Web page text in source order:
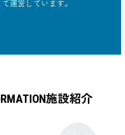
運営しています。
施設紹介